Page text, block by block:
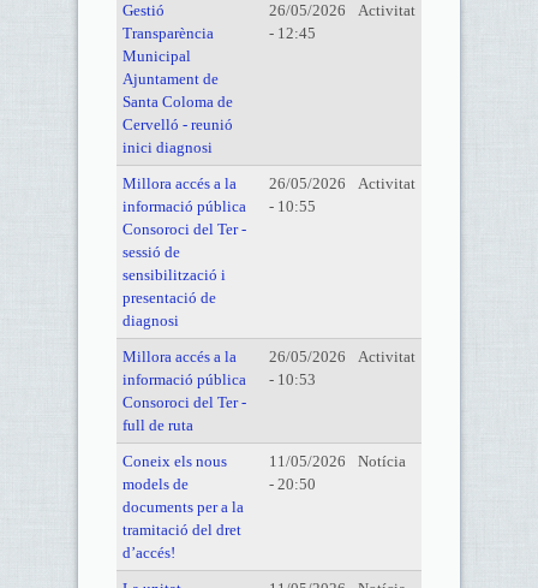
Gestió
Transparència
Municipal
Ajuntament de
Santa Coloma de
Cervelló - reunió
inici diagnosi
26/05/2026
- 12:45
Activitat
Millora accés a la
informació pública
Consoroci del Ter -
sessió de
sensibilització i
presentació de
diagnosi
26/05/2026
- 10:55
Activitat
Millora accés a la
informació pública
Consoroci del Ter -
full de ruta
26/05/2026
- 10:53
Activitat
Coneix els nous
models de
documents per a la
tramitació del dret
d’accés!
11/05/2026
- 20:50
Notícia